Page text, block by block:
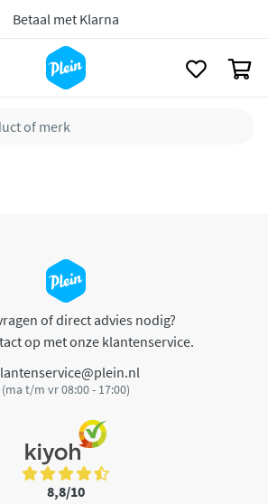
Betaal met Klarna
of direct advies nodig?
op met onze klantenservice.
(ma t/m vr 08:00 - 17:00)
8,8/10